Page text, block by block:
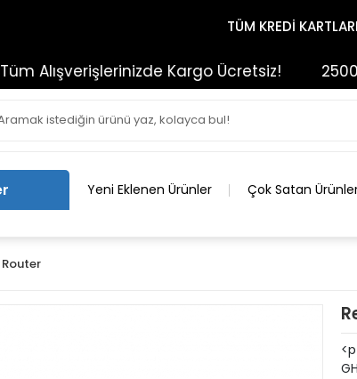
TÜM KREDİ
Alışverişlerinizde Kargo Ücretsiz! 2500
Yeni Eklenen Ürünler Çok Satan
Router